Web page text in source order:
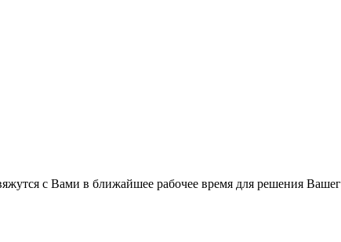
с Вами в ближайшее рабочее время для решения